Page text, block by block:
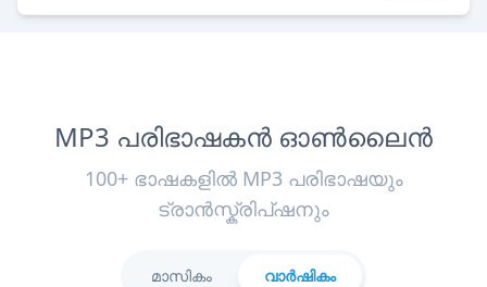
MP3 പരിഭാഷകൻ ഓൺലൈൻ
100+ ഭാഷകളിൽ MP3 പരിഭാഷയും
ട്രാൻസ്ക്രിപ്ഷനും
മാസികം വാർഷികം